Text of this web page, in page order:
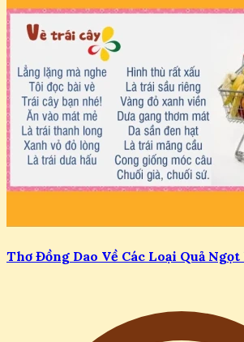
Thơ Đồng Dao Về Các Loại Quả Ngọt